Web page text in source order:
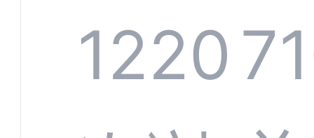
系统头
1220